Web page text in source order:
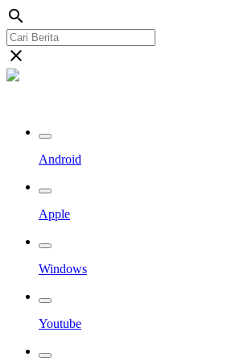
search
close
Android
Apple
Windows
Youtube